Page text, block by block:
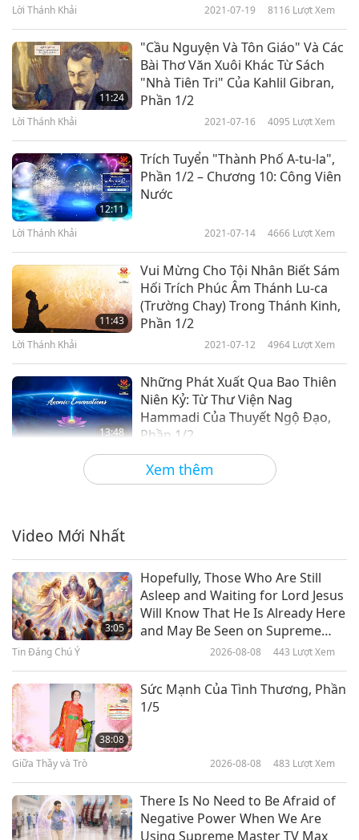
Xem thêm
Lời Thánh Khải 2021-07-19 8116 Lượt Xem
11:24
"Cầu Nguyện Và Tôn Giáo" Và Các
Bài Thơ Văn Xuôi Khác Từ Sách
"Nhà Tiên Tri" Của Kahlil Gibran,
Phần 1/2
Lời Thánh Khải 2021-07-16 4095 Lượt Xem
12:11
Trích Tuyển "Thành Phố A-tu-la",
Phần 1/2 – Chương 10: Công Viên
Nước
Lời Thánh Khải 2021-07-14 4666 Lượt Xem
11:43
Vui Mừng Cho Tội Nhân Biết Sám
Hối Trích Phúc Âm Thánh Lu-ca
(Trường Chay) Trong Thánh Kinh,
Phần 1/2
Lời Thánh Khải 2021-07-12 4964 Lượt Xem
13:48
Những Phát Xuất Qua Bao Thiên
Niên Kỷ: Từ Thư Viện Nag
Hammadi Của Thuyết Ngộ Đạo,
Phần 1/2
2021-07-09 3818
13:07
Bài Giảng 3, Phần 1/2
Chúng Ta Được Sáng Tạo Cho
Mục Đích Gì? Trích ‘Suy Tưởng’
Của Marcus Aurelius, Phần 1/2
Vượt Trên Nhận Thức Của Con
(Trường Chay), Phần 1/2
Sunyogi Umasankar (Thuần
Video Mới Nhất
3:05
Hopefully, Those Who Are Still
Asleep and Waiting for Lord Jesus
Will Know That He Is Already Here
and May Be Seen on Supreme
Master Television
Tin Đáng Chú Ý 2026-08-08 443 Lượt Xem
38:08
Sức Mạnh Của Tình Thương, Phần
1/5
Giữa Thầy và Trò 2026-08-08 483 Lượt Xem
There Is No Need to Be Afraid of
Negative Power When We Are
Using Supreme Master TV Max